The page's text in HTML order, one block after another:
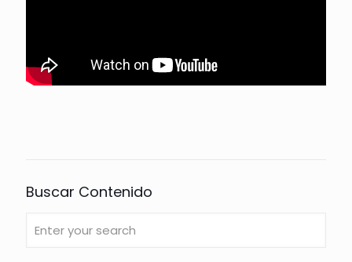
Buscar Contenido